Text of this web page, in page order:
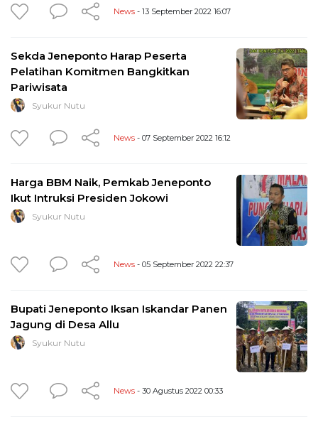
News - 13 September 2022 16:07
Sekda Jeneponto Harap Peserta
Pelatihan Komitmen Bangkitkan
Pariwisata
Syukur Nutu
News - 07 September 2022 16:12
Harga BBM Naik, Pemkab Jeneponto
Ikut Intruksi Presiden Jokowi
Syukur Nutu
News - 05 September 2022 22:37
Bupati Jeneponto Iksan Iskandar Panen
Jagung di Desa Allu
Syukur Nutu
News - 30 Agustus 2022 00:33